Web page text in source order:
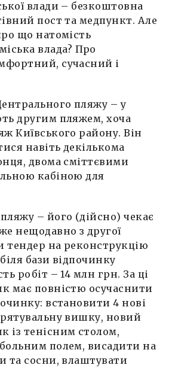
влади – безкоштовна
пост та медпункт. Але
що натомість
влада? Про
сучасний і
пляжу – у
другим пляжем, хоча
Київського району. Він
навіть декількома
двома сміттєвими
кабіною для
– його (дійсно) чекає
нещодавно з другої
тендер на реконструкцію
бази відпочинку
робіт – 14 млн грн. За ці
має повністю осучаснити
встановити 4 нові
рятувальну вишку, новий
із тенісним столом,
полем, висадити на
та сосни, влаштувати